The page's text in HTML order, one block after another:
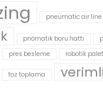
pneumatic air line
pnömatik boru hattı
pres besleme robotik
toz toplama